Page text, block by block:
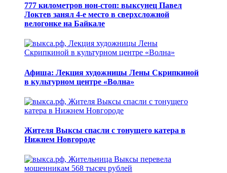
777 километров нон-стоп: выксунец Павел
Локтев занял 4-е место в сверхсложной
велогонке на Байкале
Афиша: Лекция художницы Лены Скрипкиной
в культурном центре «Волна»
Жителя Выксы спасли с тонущего катера в
Нижнем Новгороде